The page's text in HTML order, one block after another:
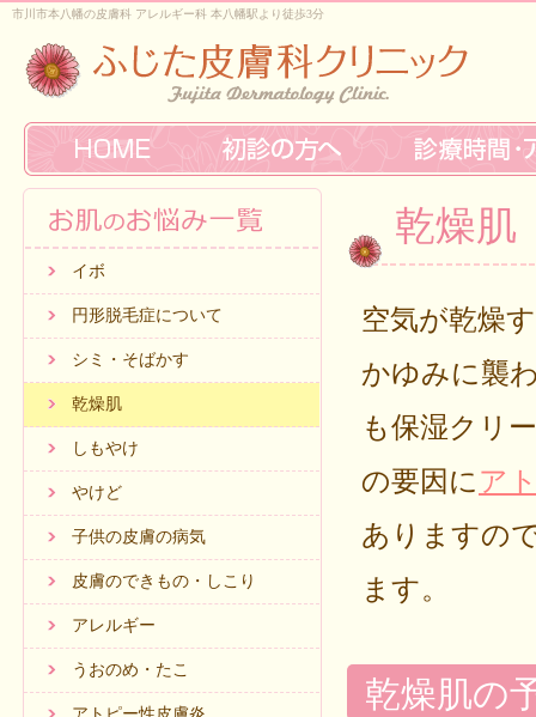
市川市本八幡の皮膚科 アレルギー科 本八幡駅より徒歩3分
乾燥肌
空気が乾燥
かゆみに襲
も保湿クリ
の要因に ア
ありますの
ます。
乾燥肌の
イボ
円形脱毛症について
シミ・そばかす
乾燥肌
しもやけ
やけど
子供の皮膚の病気
皮膚のできもの・しこり
アレルギー
うおのめ・たこ